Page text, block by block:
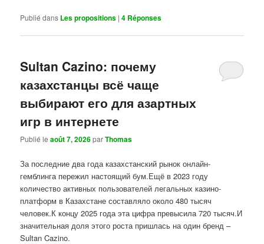
Publié dans Les propositions |4 Réponses
Sultan Cazino: почему
казахстанцы всё чаще
выбирают его для азартных
игр в интернете
Publié leaoût 7, 2026parThomas
За последние два года казахстанский рынок онлайн-
гемблинга пережил настоящий бум.Ещё в 2023 году
количество активных пользователей легальных казино-
платформ в Казахстане составляло около 480 тысяч
человек.К концу 2025 года эта цифра превысила 720 тысяч.И
значительная доля этого роста пришлась на один бренд –
Sultan Cazino.